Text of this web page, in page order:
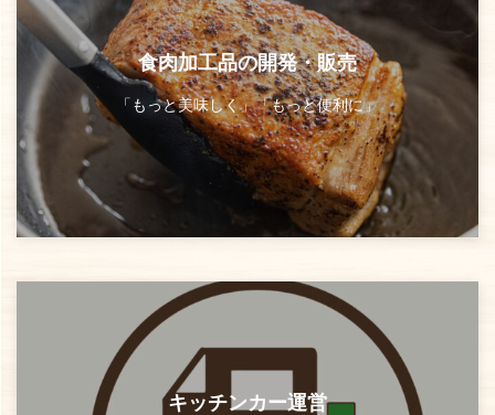
食肉加工品の開発・販売
「もっと美味しく」「もっと便利に」
キッチンカー運営